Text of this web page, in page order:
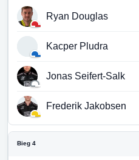
Ryan Douglas
Kacper Pludra
Jonas Seifert-Salk
Frederik Jakobsen
Bieg 4